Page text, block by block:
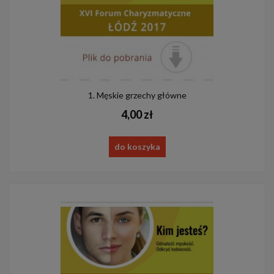
1. Męskie grzechy główne
4,00 zł
do koszyka